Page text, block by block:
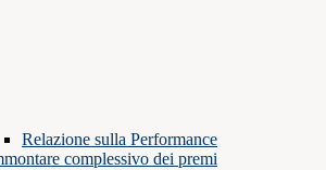
Relazione sulla Performance
complessivo dei premi